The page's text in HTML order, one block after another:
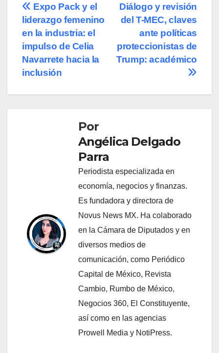
Navegación
de
entradas
Diálogo y revisión
del T-MEC, claves
ante políticas
proteccionistas de
Trump: académico
Expo Pack y el
liderazgo femenino
en la industria: el
impulso de Celia
Navarrete hacia la
inclusión
Por
Angélica Delgado
Parra
Periodista especializada en
economía, negocios y finanzas.
Es fundadora y directora de
Novus News MX. Ha colaborado
en la Cámara de Diputados y en
diversos medios de
comunicación, como Periódico
Capital de México, Revista
Cambio, Rumbo de México,
Negocios 360, El Constituyente,
así como en las agencias
Prowell Media y NotiPress.